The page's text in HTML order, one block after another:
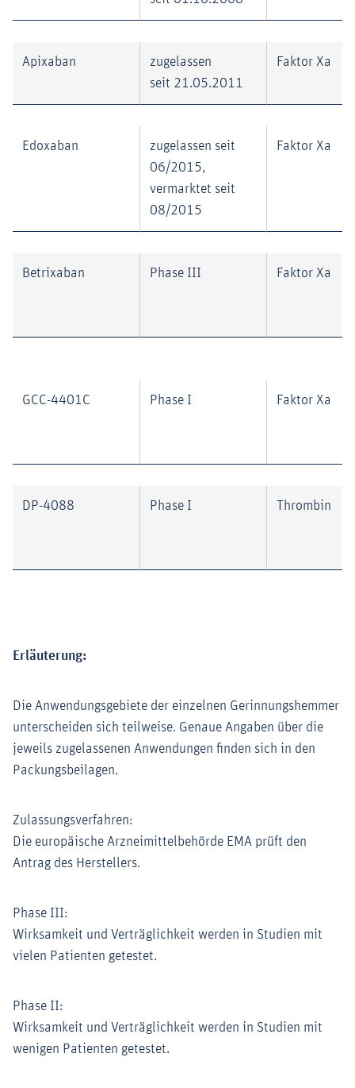
Apixaban
zugelassen
seit 21.05.2011
Faktor Xa
Edoxaban
zugelassen seit
06/2015,
vermarktet seit
08/2015
Faktor Xa
Betrixaban Phase III Faktor Xa
GCC-4401C Phase I Faktor Xa
DP-4088 Phase I Thrombin
Erläuterung:
Die Anwendungsgebiete der einzelnen Gerinnungshemmer
unterscheiden sich teilweise. Genaue Angaben über die
jeweils zugelassenen Anwendungen finden sich in den
Packungsbeilagen.
Zulassungsverfahren:
Die europäische Arzneimittelbehörde EMA prüft den
Antrag des Herstellers.
Phase III:
Wirksamkeit und Verträglichkeit werden in Studien mit
vielen Patienten getestet.
Phase II:
Wirksamkeit und Verträglichkeit werden in Studien mit
wenigen Patienten getestet.